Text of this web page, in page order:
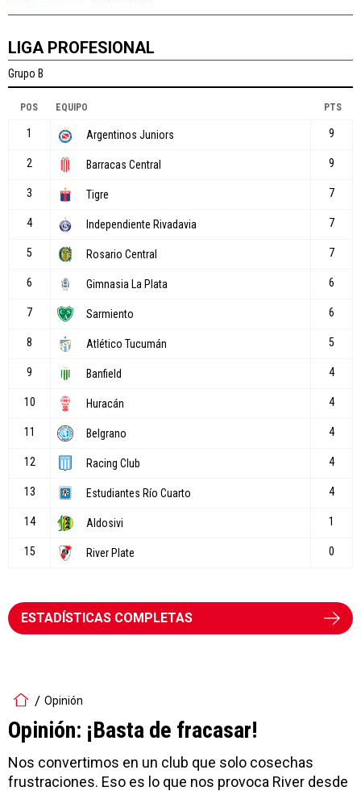
LIGA PROFESIONAL
ESTADÍSTICAS COMPLETAS
Opinión
Opinión: ¡Basta de fracasar!
Nos convertimos en un club que solo cosechas
frustraciones. Eso es lo que nos provoca River desde